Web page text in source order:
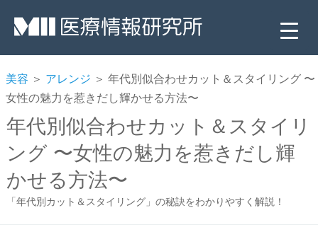
美容 ＞ アレンジ ＞ 年代別似合わせカット＆スタイリング 〜
女性の魅力を惹きだし輝かせる方法〜
年代別似合わせカット＆スタイリ
ング 〜女性の魅力を惹きだし輝
かせる方法〜
「年代別カット＆スタイリング」の秘訣をわかりやすく解説！